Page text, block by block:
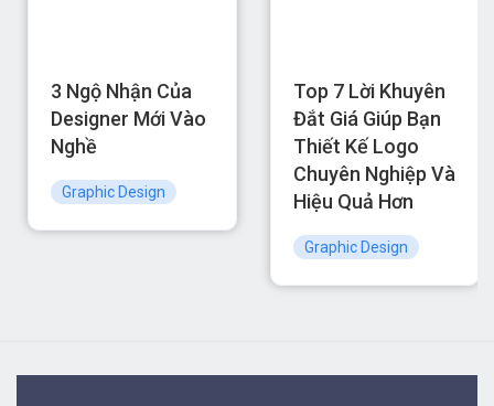
3 Ngộ Nhận Của
Designer Mới Vào
Nghề
Graphic Design
Top 7 Lời Khuyên
Đắt Giá Giúp Bạn
Thiết Kế Logo
Chuyên Nghiệp Và
Hiệu Quả Hơn
Graphic Design